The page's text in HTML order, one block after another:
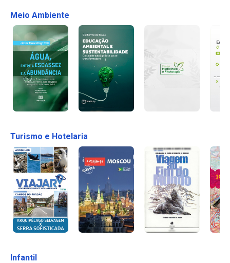
Meio Ambiente
Turismo e Hotelaria
Infantil